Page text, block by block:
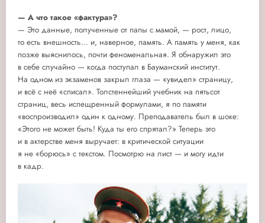
— А что такое «фактура»?
— Это данные, полученные от папы с мамой, — рост, лицо,
то есть внешность... и, наверное, память. А память у меня, как
позже выяснилось, почти феноменальная. Я обнаружил это
в себе случайно — когда поступал в Бауманский институт.
На одном из экзаменов закрыл глаза — «увидел» страницу,
и всё с неё «списал». Толстеннейший учебник на пятьсот
страниц, весь испещренный формулами, я по памяти
«воспроизводил» один к одному. Преподаватель был в шоке:
«Этого не может быть! Куда ты его спрятал?» Теперь это
и в актерстве меня выручает: в критической ситуации
я не «борюсь» с текстом. Посмотрю на лист — и могу идти
в кадр.